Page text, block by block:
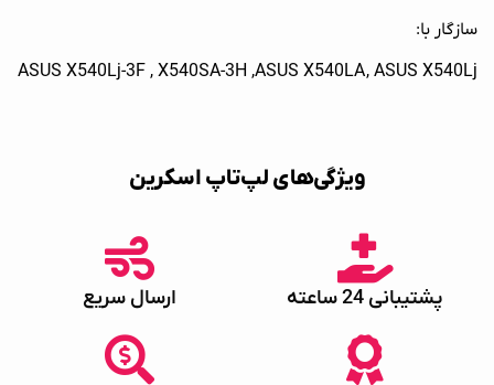
سازگار با:
ASUS X540Lj-3F , X540SA-3H ,ASUS X540LA , ASUS X540Lj
ویژگی‌های لپ‌تاپ اسکرین
پشتیبانی 24 ساعته ارسال سریع